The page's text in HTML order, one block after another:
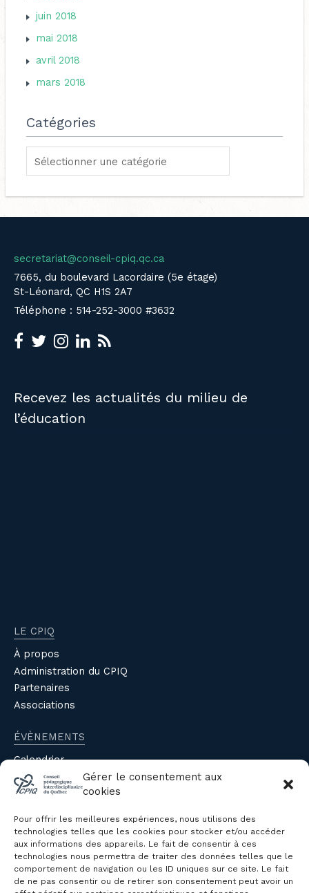
Gérer le consentement aux
cookies
Pour offrir les meilleures expériences, nous utilisons des
technologies telles que les cookies pour stocker et/ou accéder
aux informations des appareils. Le fait de consentir à ces
technologies nous permettra de traiter des données telles que le
comportement de navigation ou les ID uniques sur ce site. Le fait
de ne pas consentir ou de retirer son consentement peut avoir un
juin 2018
mai 2018
avril 2018
mars 2018
Catégories
secretariat@conseil-cpiq.qc.ca
7665, du boulevard Lacordaire (5e étage)
St-Léonard, QC H1S 2A7
Téléphone : 514-252-3000 #3632
Recevez les actualités du milieu de
l’éducation
LE CPIQ
À propos
Administration du CPIQ
Partenaires
Associations
ÉVÈNEMENTS
Calendrier
Évènements du CPIQ
Revue
Avis et mémoires
Autres publications